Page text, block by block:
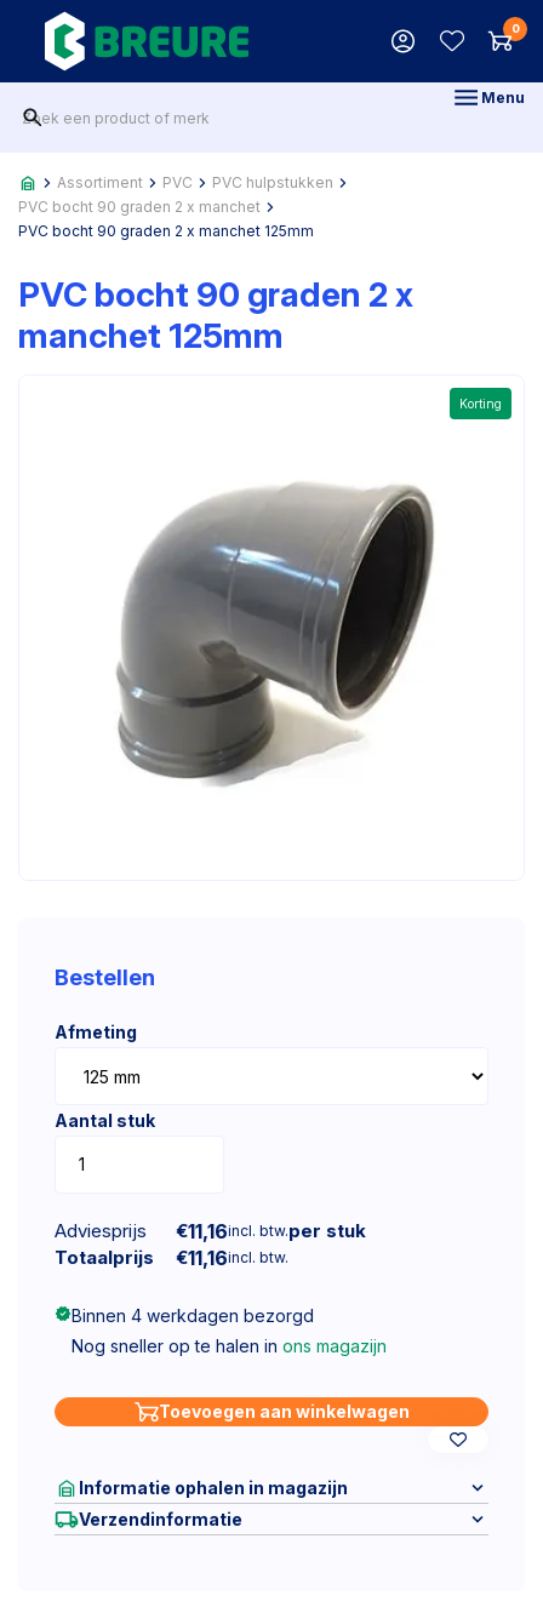
0
Menu
Assortiment PVC
PVC hulpstukken
PVC bocht 90 graden 2 x manchet
PVC bocht 90 graden 2 x manchet 125mm
PVC bocht 90 graden 2 x
manchet 125mm
Korting
Bestellen
Afmeting
Aantal stuk
Adviesprijs €11,16incl. btw.per stuk
Totaalprijs
€11,16incl. btw.
Binnen 4 werkdagen bezorgd
Nog sneller op te halen in ons magazijn
Toevoegen aan winkelwagen
Informatie ophalen in magazijn
Verzendinformatie